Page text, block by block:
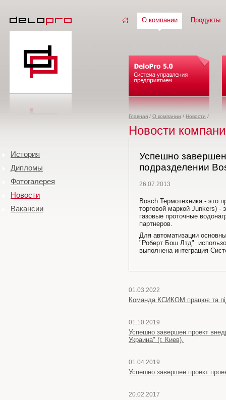
О компании Продукты
Главная / О компании / Новости /
История
Дипломы
Фотогалерея
Новости
Вакансии
Новости
Успешно
подразделении
26.07.2013
Bosch Термотехника - это
торговой маркой Junkers) -
газовые проточные
партнеров.
Для автоматизации
"Роберт Бош Лтд"
выполнена интеграция
01.03.2022
Команда КСИКОМ працює та
01.10.2019
Успешно завершен проект
Украина" (г. Киев).
01.04.2019
Успешно завершен проект
20.02.2017